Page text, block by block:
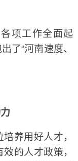
项工作全面起
了“河南速度、
养用好人才，
的人才政策，